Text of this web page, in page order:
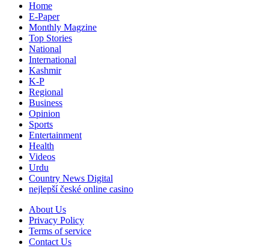
Home
E-Paper
Monthly Magzine
Top Stories
National
International
Kashmir
K-P
Regional
Business
Opinion
Sports
Entertainment
Health
Videos
Urdu
Country News Digital
nejlepší české online casino
About Us
Privacy Policy
Terms of service
Contact Us